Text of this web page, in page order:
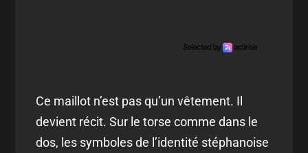
Ce maillot n’est pas qu’un vêtement. Il
devient récit. Sur le torse comme dans le
dos, les symboles de l’identité stéphanoise